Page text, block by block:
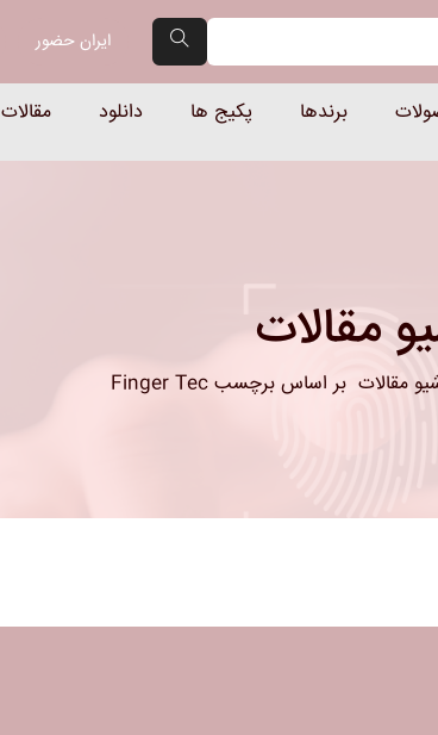
و کنترل ترددایران حضور
برندها پکیج ها دانلود مقالات
مقالات
مقالات بر اساس برچسب Finger Tec